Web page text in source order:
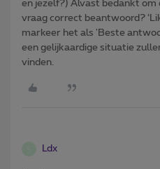
en jezelf?) Alvast bedankt om
vraag correct beantwoord?
markeer het als 'Beste
een gelijkaardige situatie
vinden.
Ldx